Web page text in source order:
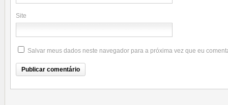
Site
Salvar meus dados neste navegador para a próxima vez que eu